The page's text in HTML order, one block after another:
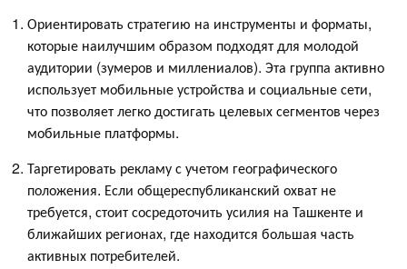
Ориентировать стратегию на инструменты и форматы,
которые наилучшим образом подходят для молодой
аудитории (зумеров и миллениалов). Эта группа активно
использует мобильные устройства и социальные сети,
что позволяет легко достигать целевых сегментов через
мобильные платформы.
Таргетировать рекламу с учетом географического
положения. Если общереспубликанский охват не
требуется, стоит сосредоточить усилия на Ташкенте и
ближайших регионах, где находится большая часть
активных потребителей.